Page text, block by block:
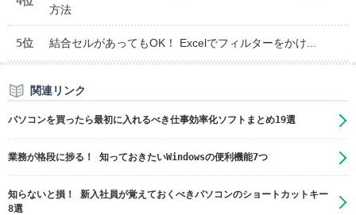
方法
5位 結合セルがあってもOK！ Excelでフィルターをかけ...
関連リンク
パソコンを買ったら最初に入れるべき仕事効率化ソフトまとめ19選
業務が格段に捗る！ 知っておきたいWindowsの便利機能7つ
知らないと損！ 新入社員が覚えておくべきパソコンのショートカットキー
8選